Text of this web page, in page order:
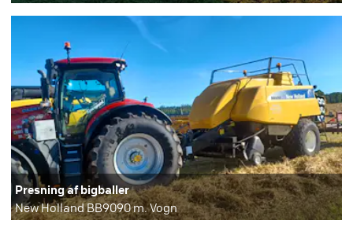
Presning af bigballer
New Holland BB9090 m. Vogn